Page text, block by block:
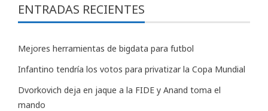
ENTRADAS RECIENTES
Mejores herramientas de bigdata para futbol
Infantino tendría los votos para privatizar la Copa Mundial
Dvorkovich deja en jaque a la FIDE y Anand toma el
mando